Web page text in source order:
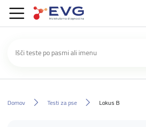
Domov Testi za pse Lokus B